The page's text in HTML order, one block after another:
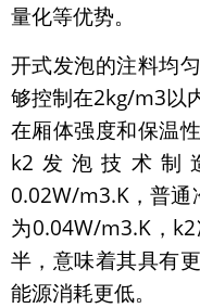
量化等优势。
开式发泡的注料均
够控制在2kg/m3以
在厢体强度和保温
k2发泡技术制
0.02W/m3.K，普通
为0.04W/m3.K，
半，意味着其具有
能源消耗更低。